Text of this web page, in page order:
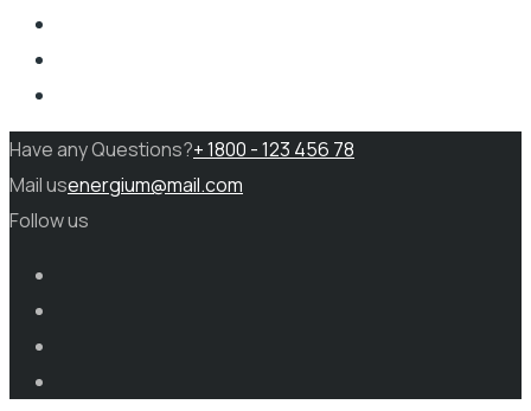
Have any Questions?+ 1800 - 123 456 78
Mail usenergium@mail.com
Follow us